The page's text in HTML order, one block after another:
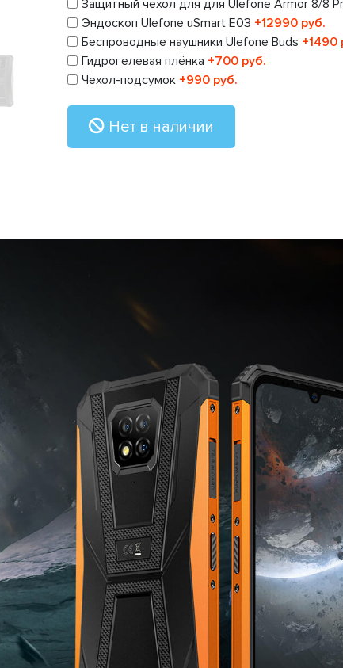
Защитный чехол для для Ulefone Armor 8/8
Эндоскоп Ulefone uSmart E03 +12990 руб.
Беспроводные наушники Ulefone Buds +1490
Гидрогелевая плёнка +700 руб.
Чехол-подсумок +990 руб.
Нет в наличии